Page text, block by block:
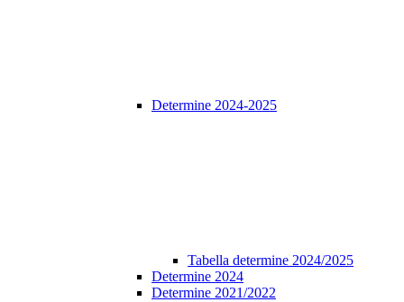
Determine 2024-2025
Tabella determine 2024/2025
Determine 2024
Determine 2021/2022